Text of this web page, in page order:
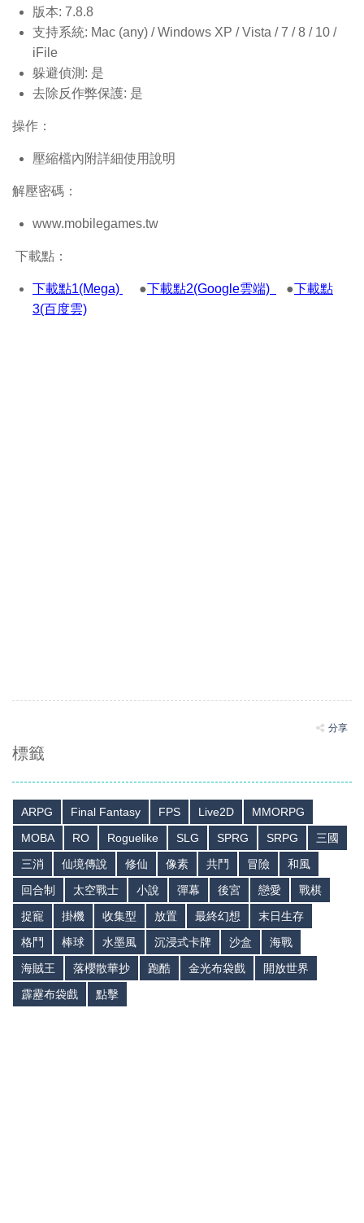
版本: 7.8.8
支持系統: Mac (any) / Windows XP / Vista / 7 / 8 / 10 /
iFile
躲避偵測: 是
去除反作弊保護: 是
操作：
壓縮檔內附詳細使用說明
解壓密碼：
www.mobilegames.tw
下載點：
下載點1(Mega) ●下載點2(Google雲端) ●下載點
3(百度雲)
分享
標籤
ARPG Final Fantasy FPS Live2D
MMORPG
MOBA
RO Roguelike SLG SPRG SRPG
三國
三消
仙境傳說 修仙 像素 共鬥 冒險
和風
回合制
太空戰士 小說 彈幕 後宮 戀愛
戰棋
捉寵
掛機 收集型 放置 最終幻想
末日生存
格鬥
棒球 水墨風 沉浸式卡牌 沙盒
海戰
海賊王
落櫻散華抄 跑酷 金光布袋戲
開放世界
霹靂布袋戲
點擊